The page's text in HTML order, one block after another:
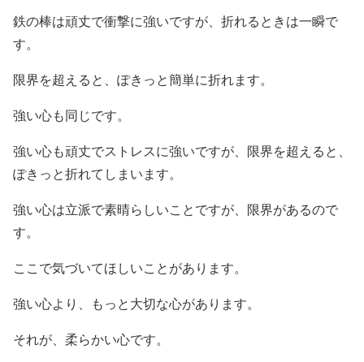
鉄の棒は頑丈で衝撃に強いですが、折れるときは一瞬で
す。
限界を超えると、ぽきっと簡単に折れます。
強い心も同じです。
強い心も頑丈でストレスに強いですが、限界を超えると、
ぽきっと折れてしまいます。
強い心は立派で素晴らしいことですが、限界があるので
す。
ここで気づいてほしいことがあります。
強い心より、もっと大切な心があります。
それが、柔らかい心です。